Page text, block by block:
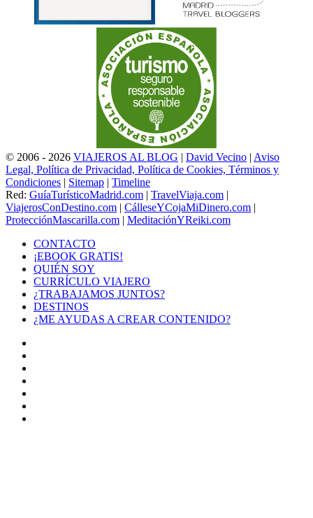
© 2006 - 2026 VIAJEROS AL BLOG | David Vecino | Aviso
Legal, Política de Privacidad, Política de Cookies, Términos y
Condiciones | Sitemap | Timeline
Red: GuíaTurísticoMadrid.com | TravelViaja.com |
ViajerosConDestino.com | CálleseYCojaMiDinero.com |
ProtecciónMascarilla.com | MeditaciónYReiki.com
CONTACTO
¡EBOOK GRATIS!
QUIÉN SOY
CURRÍCULO VIAJERO
¿TRABAJAMOS JUNTOS?
DESTINOS
¿ME AYUDAS A CREAR CONTENIDO?